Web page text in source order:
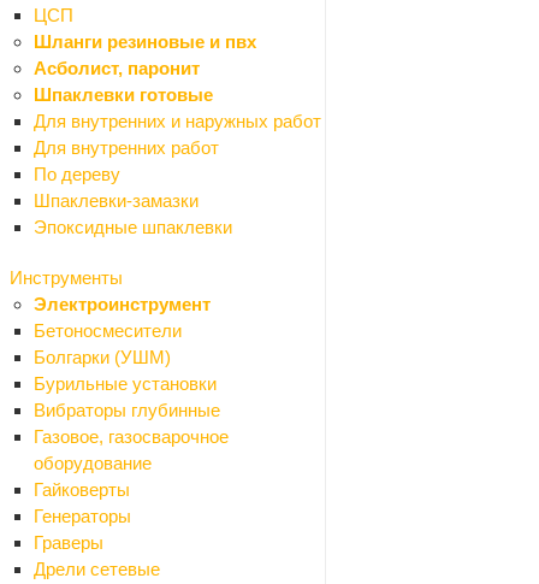
ЦСП
Шланги резиновые и пвх
Асболист, паронит
Шпаклевки готовые
Для внутренних и наружных работ
Для внутренних работ
По дереву
Шпаклевки-замазки
Эпоксидные шпаклевки
Инструменты
Электроинструмент
Бетоносмесители
Болгарки (УШМ)
Бурильные установки
Вибраторы глубинные
Газовое, газосварочное
оборудование
Гайковерты
Генераторы
Граверы
Дрели сетевые
Ваше имя
Телефон*
Email